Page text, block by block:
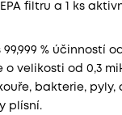
filtru a 1 ks
99,999 % účinností
velikosti od 0,3
bakterie, pyly,
plísní.